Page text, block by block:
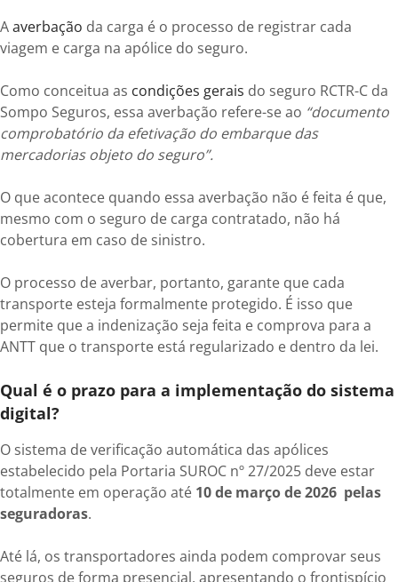
Aaverbação da carga é o processo de registrar cada
viagem e carga na apólice do seguro.
Como conceitua as condições gerais do seguro RCTR-C da
Sompo Seguros, essa averbação refere-se ao “documento
comprobatório da efetivação do embarque das
mercadorias objeto do seguro”.
O que acontece quando essa averbação não é feita é que,
mesmo com o seguro de carga contratado, não há
cobertura em caso de sinistro.
O processo de averbar, portanto, garante que cada
transporte esteja formalmente protegido. É isso que
permite que a indenização seja feita e comprova para a
ANTT que o transporte está regularizado e dentro da lei.
Qual é o prazo para a implementação do sistema
digital?
O sistema de verificação automática das apólices
estabelecido pela Portaria SUROC nº 27/2025 deve estar
totalmente em operação até 10 de março de 2026 pelas
seguradoras.
Até lá, os transportadores ainda podem comprovar seus
seguros de forma presencial, apresentando o frontispício